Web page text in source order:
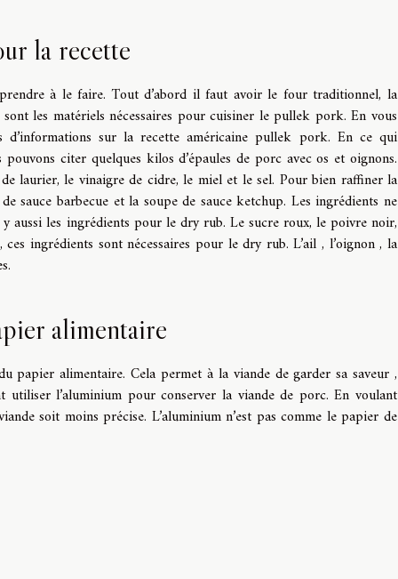
la recette
à le faire. Tout d’abord il faut avoir le four traditionnel, la
les matériels nécessaires pour cuisiner le pullek pork. En vous
d’informations sur la recette américaine pullek pork. En ce qui
citer quelques kilos d’épaules de porc avec os et oignons.
laurier, le vinaigre de cidre, le miel et le sel. Pour bien raffiner la
sauce barbecue et la soupe de sauce ketchup. Les ingrédients ne
aussi les ingrédients pour le dry rub. Le sucre roux, le poivre noir,
ingrédients sont nécessaires pour le dry rub. L’ail , l’oignon , la
alimentaire
alimentaire. Cela permet à la viande de garder sa saveur ,
utiliser l’aluminium pour conserver la viande de porc. En voulant
soit moins précise. L’aluminium n’est pas comme le papier de